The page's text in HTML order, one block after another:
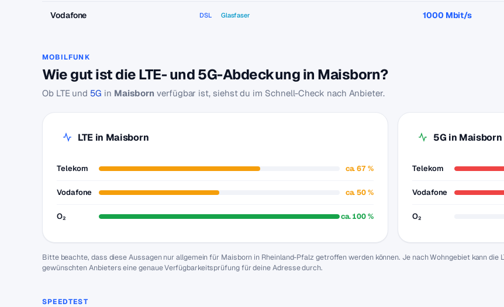
Vodafone DSL Glasfaser 1000 Mbit/s
MOBILFUNK
Wie gut ist die LTE- und 5G-Abdeckung in Maisborn?
Ob LTE und 5G in Maisborn verfügbar ist, siehst du im Schnell-Check nach Anbieter.
LTE in Maisborn
Telekom ca. 67 %
Vodafone ca. 50 %
O₂ ca. 100 %
5G in Maisborn
Telekom
Vodafone
O₂
Bitte beachte, dass diese Aussagen nur allgemein für Maisborn in Rheinland-Pfalz getroffen werden können. Je nach Wohngebiet kann
gewünschten Anbieters eine genaue Verfügbarkeitsprüfung für deine Adresse durch.
SPEEDTEST